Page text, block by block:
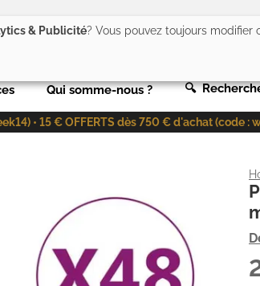
Qui somme-nous ? 🔍
• 15 € OFFERTS dès 750 € d'achat (code :
& Publicité? Vous pouvez toujours